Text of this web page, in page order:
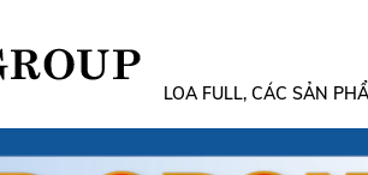
LOA FULL, CÁC SẢN